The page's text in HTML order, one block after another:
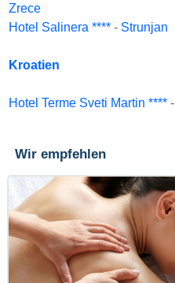
Zrece
Hotel Salinera **** - Strunjan
Kroatien
Hotel Terme Sveti Martin **** -
Wir empfehlen